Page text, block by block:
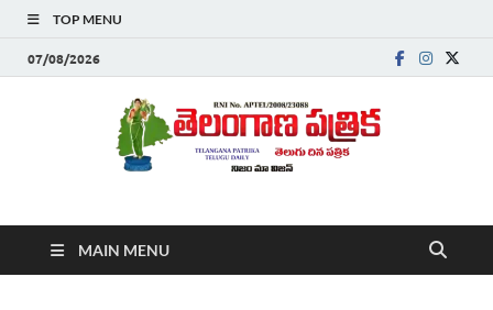
TOP MENU
07/08/2026
Telanganapatrika
,Latest Telangana News, Rajanna Sircilla News, Telangana
Breaking News, Telugu Newspaper Online, Today Telugu News,
MAIN MENU